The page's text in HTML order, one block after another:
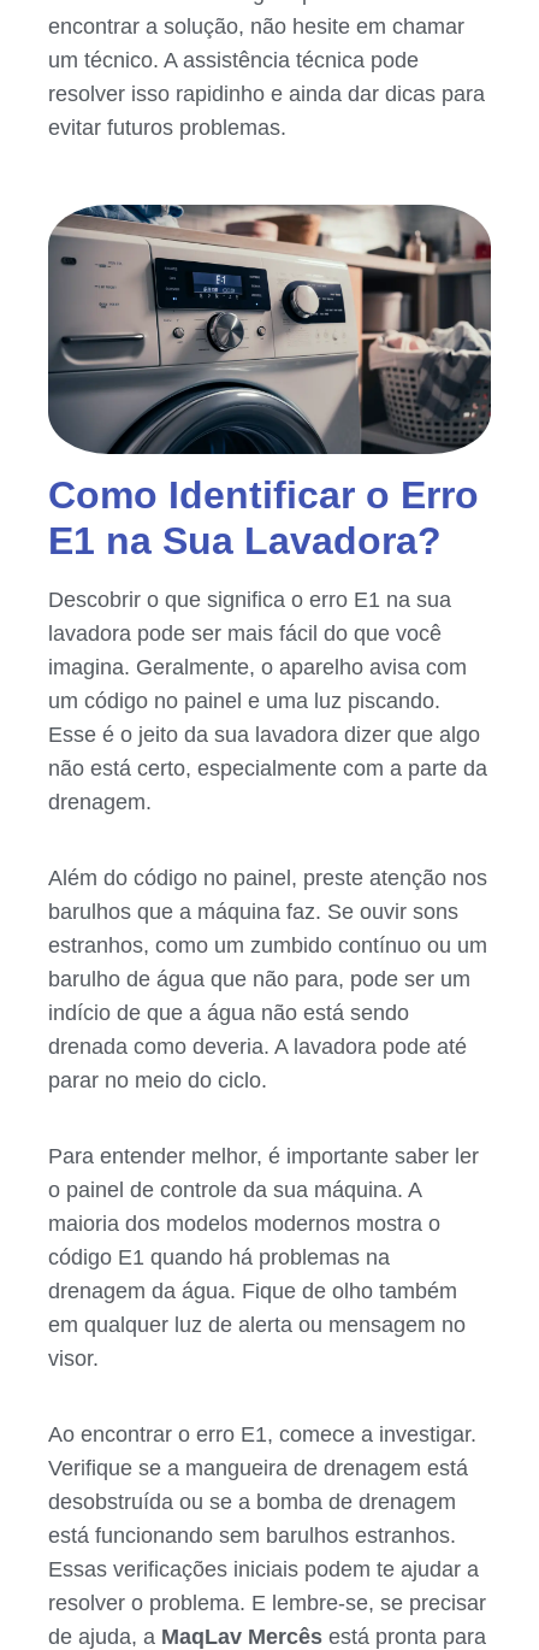
encontrar a solução, não hesite em chamar
um técnico. A assistência técnica pode
resolver isso rapidinho e ainda dar dicas para
evitar futuros problemas.
Como Identificar o Erro
E1 na Sua Lavadora?
Descobrir o que significa o erro E1 na sua
lavadora pode ser mais fácil do que você
imagina. Geralmente, o aparelho avisa com
um código no painel e uma luz piscando.
Esse é o jeito da sua lavadora dizer que algo
não está certo, especialmente com a parte da
drenagem.
Além do código no painel, preste atenção nos
barulhos que a máquina faz. Se ouvir sons
estranhos, como um zumbido contínuo ou um
barulho de água que não para, pode ser um
indício de que a água não está sendo
drenada como deveria. A lavadora pode até
parar no meio do ciclo.
Para entender melhor, é importante saber ler
o painel de controle da sua máquina. A
maioria dos modelos modernos mostra o
código E1 quando há problemas na
drenagem da água. Fique de olho também
em qualquer luz de alerta ou mensagem no
visor.
Ao encontrar o erro E1, comece a investigar.
Verifique se a mangueira de drenagem está
desobstruída ou se a bomba de drenagem
está funcionando sem barulhos estranhos.
Essas verificações iniciais podem te ajudar a
resolver o problema. E lembre-se, se precisar
de ajuda, a MaqLav Mercês está pronta para